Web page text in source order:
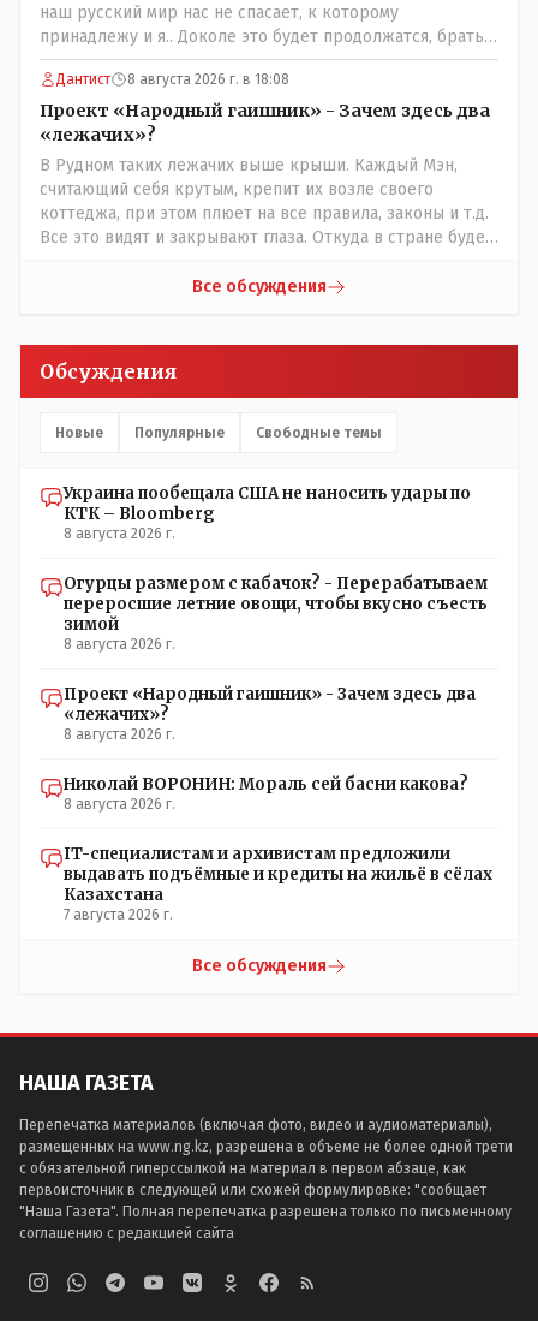
наш русский мир нас не спасает, к которому
принадлежу и я.. Доколе это будет продолжатся, братья
мои зетники на форуме?
Дантист 8 августа 2026 г. в 18:08
Проект «Народный гаишник» - Зачем здесь два
«лежачих»?
В Рудном таких лежачих выше крыши. Каждый Мэн,
считающий себя крутым, крепит их возле своего
коттеджа, при этом плюет на все правила, законы и т.д.
Все это видят и закрывают глаза. Откуда в стране будет
Все обсуждения
Обсуждения
Новые Популярные Свободные темы
Украина пообещала США не наносить удары по
КТК – Bloomberg
8 августа 2026 г.
Огурцы размером с кабачок? - Перерабатываем
переросшие летние овощи, чтобы вкусно съесть
зимой
8 августа 2026 г.
Проект «Народный гаишник» - Зачем здесь два
«лежачих»?
8 августа 2026 г.
Николай ВОРОНИН: Мораль сей басни какова?
8 августа 2026 г.
IT-специалистам и архивистам предложили
выдавать подъёмные и кредиты на жильё в сёлах
Казахстана
7 августа 2026 г.
Все обсуждения
НАША ГАЗЕТА
Перепечатка материалов (включая фото, видео и аудиоматериалы),
размещенных на www.ng.kz, разрешена в объеме не более одной трети
с обязательной гиперссылкой на материал в первом абзаце, как
первоисточник в следующей или схожей формулировке: "сообщает
"Наша Газета". Полная перепечатка разрешена только по письменному
соглашению с редакцией сайта